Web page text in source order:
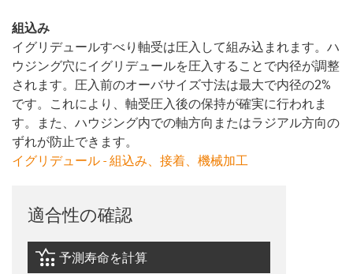
組込み
イグリデュールすべり軸受は圧入して組み込まれます。ハ
ウジング穴にイグリデュールを圧入することで内径が調整
されます。圧入前のオーバサイズ寸法は最大で内径の2%
です。これにより、軸受圧入後の保持が確実に行われま
す。また、ハウジング内での軸方向またはラジアル方向の
ずれが防止できます。
イグリデュール - 組込み、接着、機械加工
適合性の確認
igus-icon-lebensdauerrechner
予測寿命を計算